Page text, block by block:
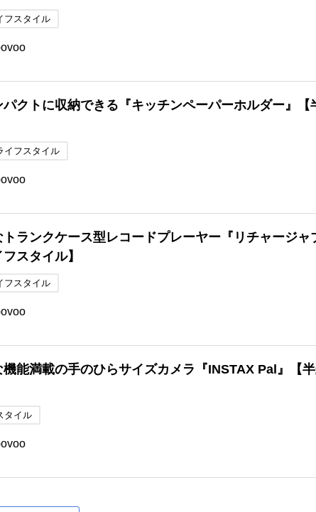
フスタイル
クトに収納できる『キッチンペーパーホルダー』【
イフスタイル
ランクケース型レコードプレーヤー『リチャージャ
スタイル】
フスタイル
能満載の手のひらサイズカメラ『INSTAX Pal』【
タイル